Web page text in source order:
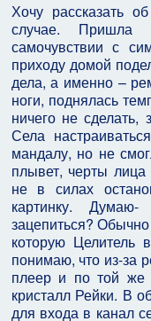
Хочу рассказать
случае.
самочувствии с
приходу домой
дела, а именно –
ноги, поднялась
ничего не сделать,
Села
мандалу, но не
плывет, черты
не в силах
картинку.
зацепиться?
которую Целитель
понимаю, что из-за
плеер и по той же
кристалл Рейки. В
для входа в канал